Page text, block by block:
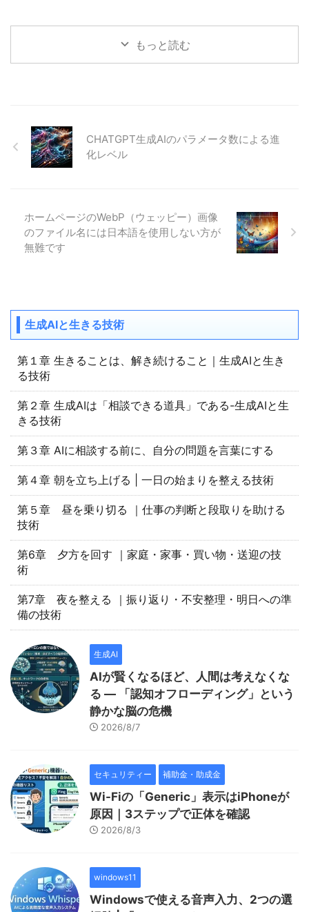
もっと読む
CHATGPT生成AIのパラメータ数による進
化レベル
ホームページのWebP（ウェッピー）画像
のファイル名には日本語を使用しない方が
無難です
生成AIと生きる技術
第１章 生きることは、解き続けること｜生成AIと生き
る技術
第２章 生成AIは「相談できる道具」である-生成AIと生
きる技術
第３章 AIに相談する前に、自分の問題を言葉にする
第４章 朝を立ち上げる | 一日の始まりを整える技術
第５章 昼を乗り切る ｜仕事の判断と段取りを助ける
技術
第6章 夕方を回す ｜家庭・家事・買い物・送迎の技
術
第7章 夜を整える ｜振り返り・不安整理・明日への準
備の技術
生成AI
AIが賢くなるほど、人間は考えなくな
る — 「認知オフローディング」という
静かな脳の危機
2026/8/7
セキュリティー 補助金・助成金
Wi-Fiの「Generic」表示はiPhoneが
原因｜3ステップで正体を確認
2026/8/3
windows11
Windowsで使える音声入力、2つの選